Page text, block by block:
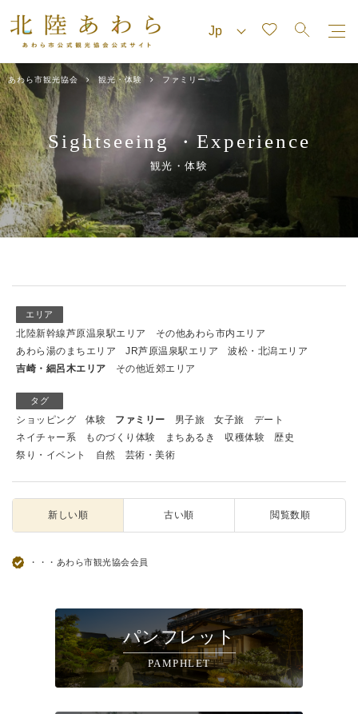
あわら市観光協会 観光・体験 ファミリー
Sightseeing・ Experience
観光・体験
エリア
北陸新幹線芦原温泉駅エリア
その他あわら市内エリア
あわら湯のまちエリア
JR芦原温泉駅エリア
波松・北潟エリア
吉崎・細呂木エリア
その他近郊エリア
タグ
ショッピング 体験 ファミリー 男子旅 女子旅
デート
ネイチャー系
ものづくり体験 まちあるき 収穫体験
歴史
祭り・イベント
自然 芸術・美術
新しい順 古い順 閲覧数順
・・・あわら市観光協会会員
パンフレット
PAMPHLET